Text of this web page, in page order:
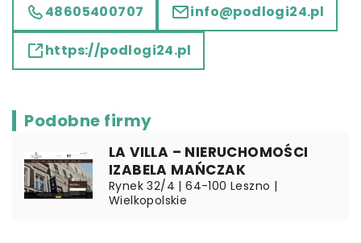
48605400707 info@podlogi24.pl
https://podlogi24.pl
Podobne firmy
LA VILLA – NIERUCHOMOŚCI
IZABELA MAŃCZAK
Rynek 32/4 | 64-100 Leszno |
Wielkopolskie